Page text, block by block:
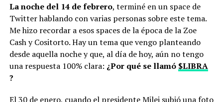
La noche del 14 de febrero, terminé en un space de
Twitter hablando con varias personas sobre este tema.
Me hizo recordar a esos spaces de la época de la Zoe
Cash y Cositorto. Hay un tema que vengo planteando
desde aquella noche y que, al día de hoy, aún no tengo
una respuesta 100% clara: ¿Por qué se llamó $LIBRA
?
El 30 de enero, cuando el presidente Milei subió una foto